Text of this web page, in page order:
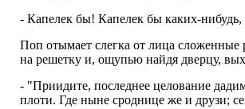
- Капелек бы! Капелек бы каких-
Поп отымает слегка от лица сложенные
на решетку и, ощупью найдя дверцу,
- "Приидите, последнее целование
плоти. Где ныне сроднице же и друзи; се